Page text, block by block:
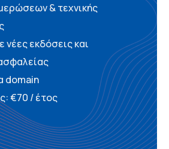
& τεχνικής
εκδόσεις και
domain
€70 / έτος